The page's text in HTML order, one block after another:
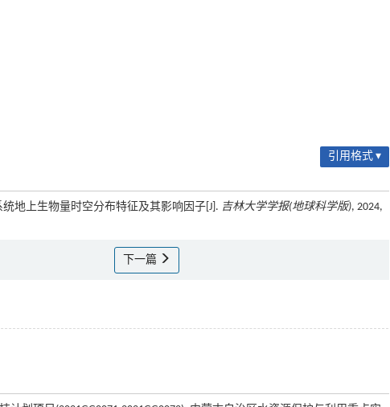
引用格式 ▾
地上生物量时空分布特征及其影响因子[J]. 吉林大学学报(地球科学版), 2024,
下一篇